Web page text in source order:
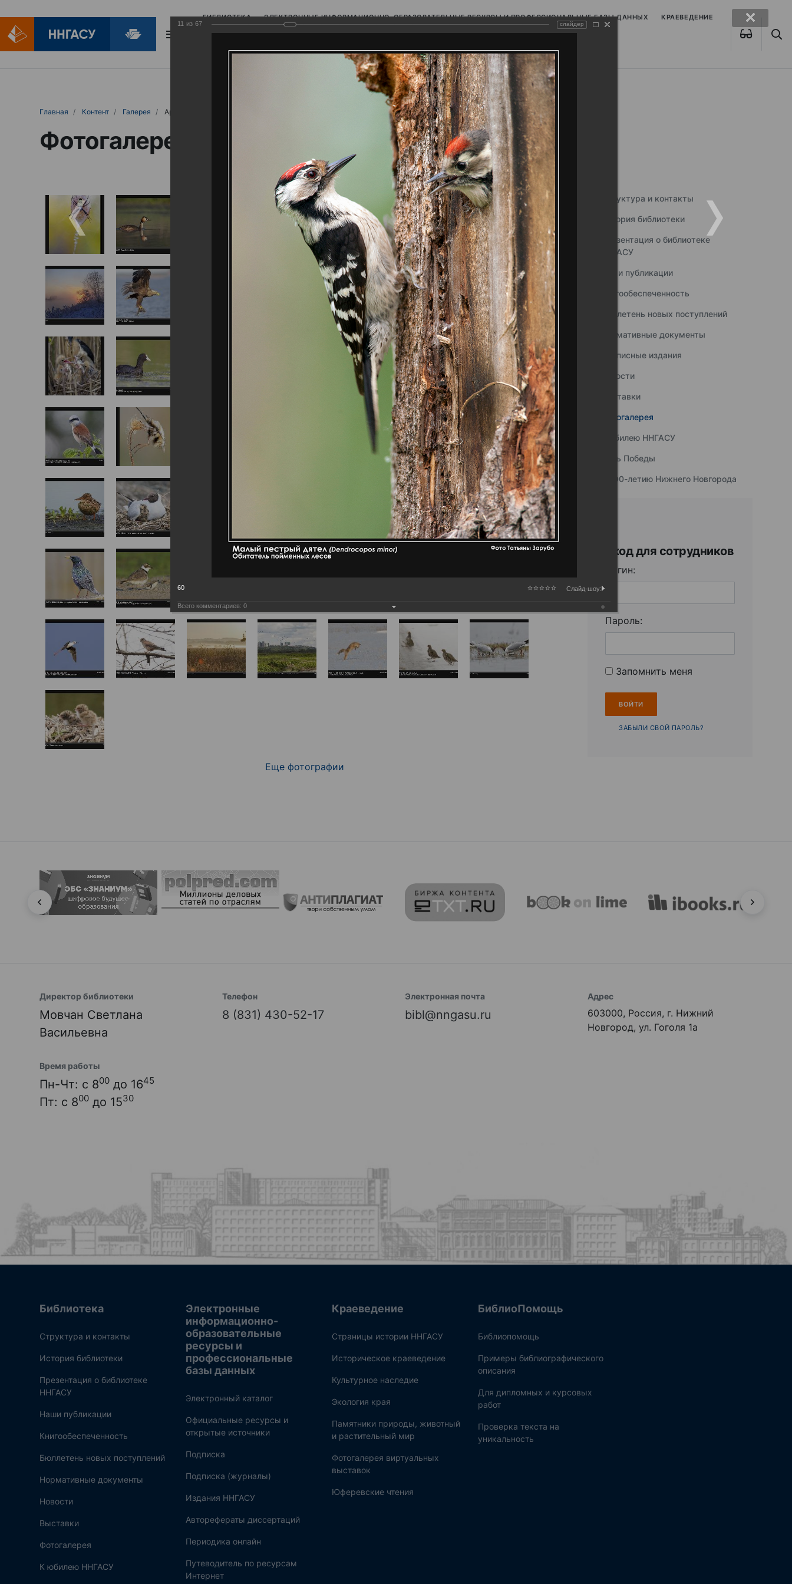
БИБЛИОТЕКА ЭЛЕКТРОННЫЕ ИНФОРМАЦИОННО-ОБРАЗОВАТЕЛЬНЫЕ РЕСУРСЫ И ПРОФЕССИОНАЛЬНЫЕ БАЗЫ ДАННЫХ КРАЕВЕДЕНИЕ
БИБЛИОПОМОЩЬ
Главная Контент Галерея Артемовские луга – жемчужина Нижегородского Поволжья
Фотогалерея
Еще фотографии
Структура и контакты
История библиотеки
Презентация о библиотеке
ННГАСУ
Наши публикации
Книгообеспеченность
Бюллетень новых поступлений
Нормативные документы
Подписные издания
Новости
Выставки
Фотогалерея
К юбилею ННГАСУ
День Победы
К 800-летию Нижнего Новгорода
Вход для сотрудников
Логин:
Пароль:
Запомнить меня
ЗАБЫЛИ СВОЙ ПАРОЛЬ?
Директор библиотеки
Мовчан Светлана
Васильевна
Телефон
8 (831) 430-52-17
Электронная почта
bibl@nngasu.ru
Адрес
603000, Россия, г. Нижний
Новгород, ул. Гоголя 1а
Время работы
Пн-Чт: с 800 до 1645
Пт: с 800 до 1530
Библиотека
Структура и контакты
История библиотеки
Презентация о библиотеке
ННГАСУ
Наши публикации
Книгообеспеченность
Бюллетень новых поступлений
Нормативные документы
Новости
Выставки
Фотогалерея
К юбилею ННГАСУ
Электронные
информационно-
образовательные
ресурсы и
профессиональные
базы данных
Электронный каталог
Официальные ресурсы и
открытые источники
Подписка
Подписка (журналы)
Издания ННГАСУ
Авторефераты диссертаций
Периодика онлайн
Путеводитель по ресурсам
Интернет
Краеведение
Страницы истории ННГАСУ
Историческое краеведение
Культурное наследие
Экология края
Памятники природы, животный
и растительный мир
Фотогалерея виртуальных
выставок
Юферевские чтения
БиблиоПомощь
Библиопомощь
Примеры библиографического
описания
Для дипломных и курсовых
работ
Проверка текста на
уникальность
11 из 67 слайдер
60 Слайд-шоу:
Всего комментариев: 0